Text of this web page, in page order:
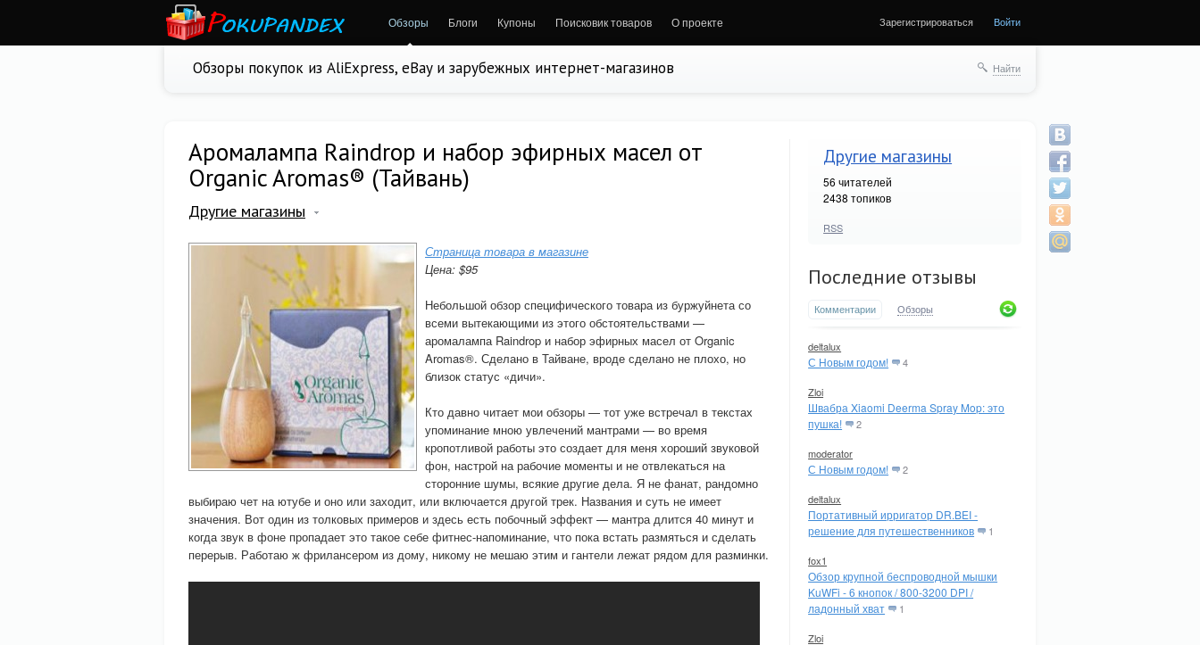
Обзоры Блоги Купоны Поисковик товаров О проекте Зарегистрироваться Войти
Обзоры покупок из AliExpress, eBay и зарубежных интернет-магазинов Найти
Аромалампа Raindrop и набор эфирных масел от
Organic Aromas® (Тайвань)
Другие магазины
Страница товара в магазине
Цена: $95
Небольшой обзор специфического товара из буржуйнета со
всеми вытекающими из этого обстоятельствами —
аромалампа Raindrop и набор эфирных масел от Organic
Aromas®. Сделано в Тайване, вроде сделано не плохо, но
близок статус «дичи».
Кто давно читает мои обзоры — тот уже встречал в текстах
упоминание мною увлечений мантрами — во время
кропотливой работы это создает для меня хороший звуковой
фон, настрой на рабочие моменты и не отвлекаться на
сторонние шумы, всякие другие дела. Я не фанат, рандомно
выбираю чет на ютубе и оно или заходит, или включается другой трек. Названия и суть не имеет
значения. Вот один из толковых примеров и здесь есть побочный эффект — мантра длится 40 минут и
когда звук в фоне пропадает это такое себе фитнес-напоминание, что пока встать размяться и сделать
перерыв. Работаю ж фрилансером из дому, никому не мешаю этим и гантели лежат рядом для разминки.
Другие магазины
56 читателей
2438 топиков
RSS
Последние отзывы
Комментарии Обзоры
deltalux
С Новым годом! 4
Zloi
Швабра Xiaomi Deerma Spray Mop: это
пушка!
2
moderator
С Новым годом! 2
deltalux
Портативный ирригатор DR.BEI -
решение для путешественников
1
fox1
Обзор крупной беспроводной мышки
KuWFi - 6 кнопок / 800-3200 DPI /
ладонный хват
1
Zloi